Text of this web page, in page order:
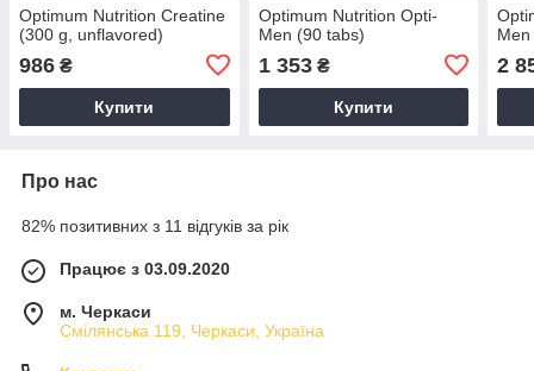
Optimum Nutrition Creatine
(300 g, unflavored)
986 ₴
Купити
Optimum Nutrition Opti-
Men (90 tabs)
1 353₴
Купити
2
Про нас
82% позитивних з 11 відгуків за рік
Працює з 03.09.2020
м. Черкаси
Смілянська 119, Черкаси, Україна